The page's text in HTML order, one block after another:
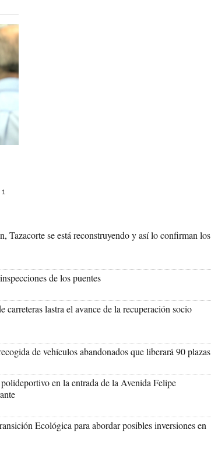
1
Tazacorte se está reconstruyendo y así lo confirman los
de los puentes
carreteras lastra el avance de la recuperación socio
de vehículos abandonados que liberará 90 plazas
en la entrada de la Avenida Felipe
Ecológica para abordar posibles inversiones en